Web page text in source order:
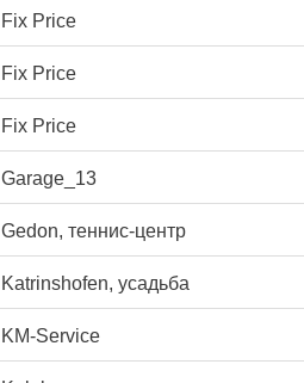
Fix Price
Fix Price
Fix Price
Garage_13
Gedon, теннис-центр
Katrinshofen, усадьба
KM-Service